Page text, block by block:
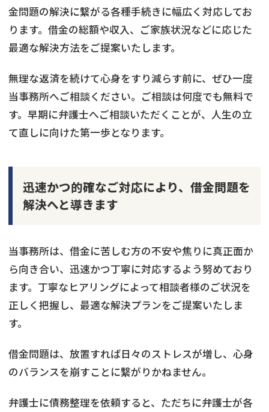
金問題の解決に繋がる各種手続きに幅広く対応してお
ります。借金の総額や収入、ご家族状況などに応じた
最適な解決方法をご提案いたします。
無理な返済を続けて心身をすり減らす前に、ぜひ一度
当事務所へご相談ください。ご相談は何度でも無料で
す。早期に弁護士へご相談いただくことが、人生の立
て直しに向けた第一歩となります。
迅速かつ的確なご対応により、借金問題を
解決へと導きます
当事務所は、借金に苦しむ方の不安や焦りに真正面か
ら向き合い、迅速かつ丁寧に対応するよう努めており
ます。丁寧なヒアリングによって相談者様のご状況を
正しく把握し、最適な解決プランをご提案いたしま
す。
借金問題は、放置すれば日々のストレスが増し、心身
のバランスを崩すことに繋がりかねません。
弁護士に債務整理を依頼すると、ただちに弁護士が各